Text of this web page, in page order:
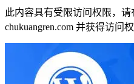
此内容具有受限访问权限，
chukuangren.com 并获得访问权